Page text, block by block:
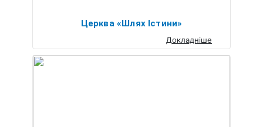
Церква «Шлях Істини»
Докладніше